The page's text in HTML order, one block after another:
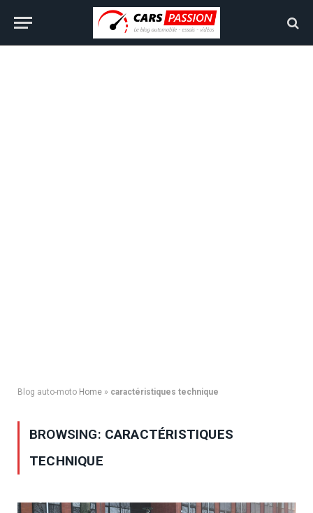
Blog auto-moto Home » caractéristiques technique
BROWSING: CARACTÉRISTIQUES
TECHNIQUE